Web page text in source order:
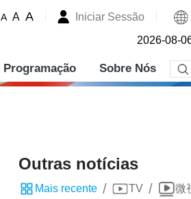
A A A Iniciar Sessão
2026-08-
Programação Sobre Nós
Outras notícias
Mais recente / TV / 微